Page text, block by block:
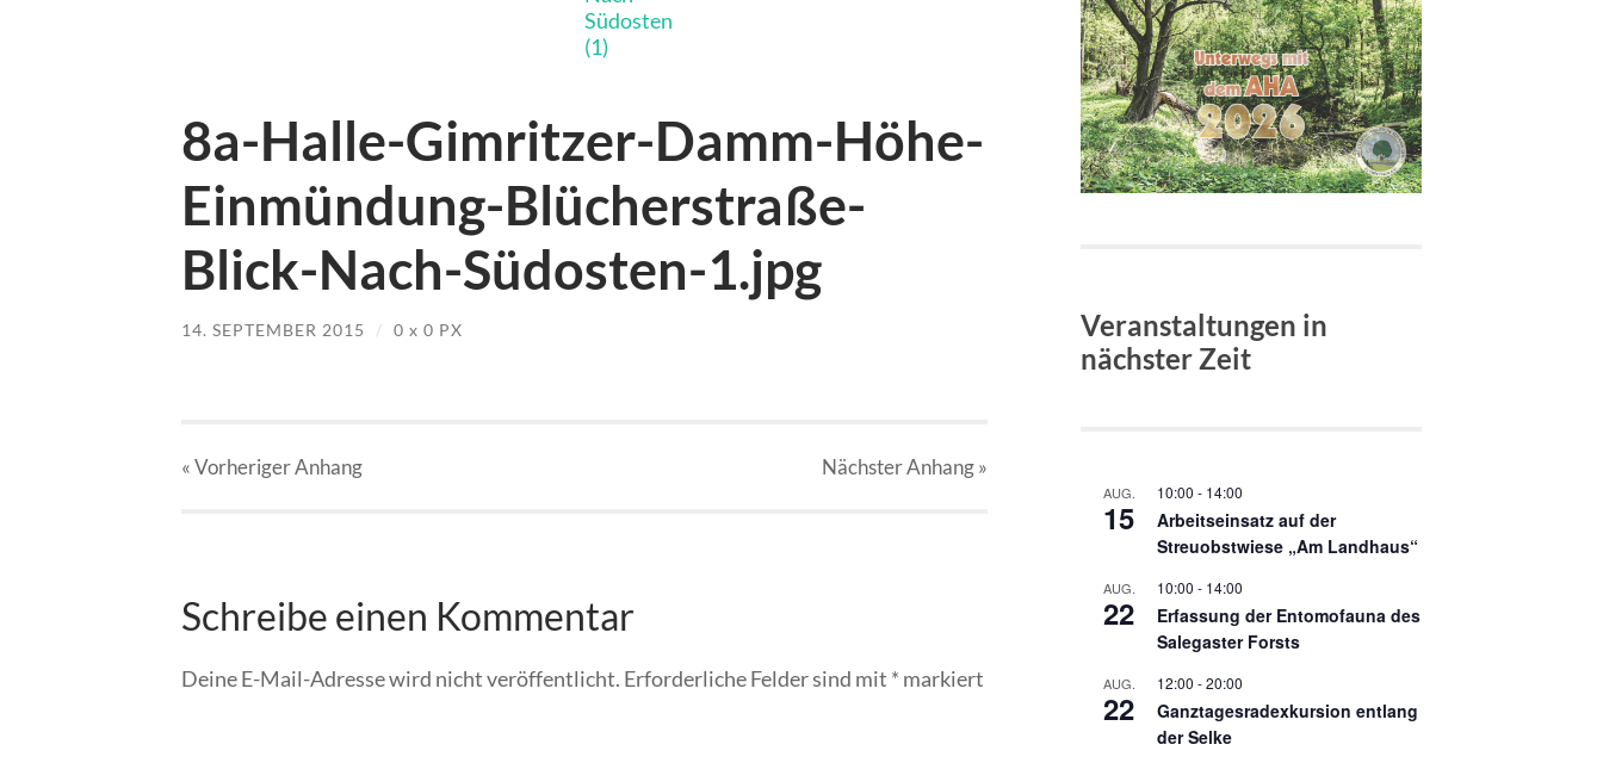
8a-Halle-Gimritzer-Damm-Höhe-
Einmündung-Blücherstraße-
Blick-Nach-Südosten-1.jpg
14. SEPTEMBER 2015 / 0 x 0 PX
« VorherigerAnhang NächsterAnhang»
Schreibe einen Kommentar
Deine E-Mail-Adresse wird nicht veröffentlicht. Erforderliche Felder sind mit * markiert
Veranstaltungen in
nächster Zeit
AUG.
15
10:00 - 14:00
Arbeitseinsatz auf der
Streuobstwiese „Am Landhaus“
AUG.
22
10:00 - 14:00
Erfassung der Entomofauna des
Salegaster Forsts
AUG.
22
12:00 -20:00
Ganztagesradexkursion entlang
der Selke